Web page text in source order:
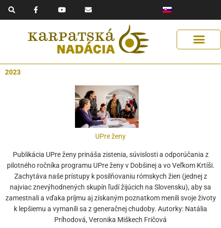
Preskočiť
a
b
o
f
o
u
b
e
n
l
o
p
e
2023
UPre ženy
Publikácia UPre ženy prináša zistenia, súvislosti a odporúčania z
pilotného ročníka programu UPre ženy v Dobšinej a vo Veľkom Krtíši.
Zachytáva naše prístupy k posilňovaniu rómskych žien (jednej z
najviac znevýhodnených skupín ľudí žijúcich na Slovensku), aby sa
zamestnali a vďaka príjmu aj získaným poznatkom menili svoje životy
k lepšiemu a vymanili sa z generačnej chudoby. Autorky: Natália
Príhodová, Veronika Miškech Fričová